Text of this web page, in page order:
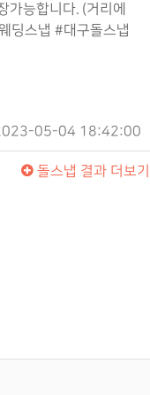
능합니다. (거리에
딩스냅 #대구돌스냅
05-04 18:42:00
돌스냅 결과 더보기